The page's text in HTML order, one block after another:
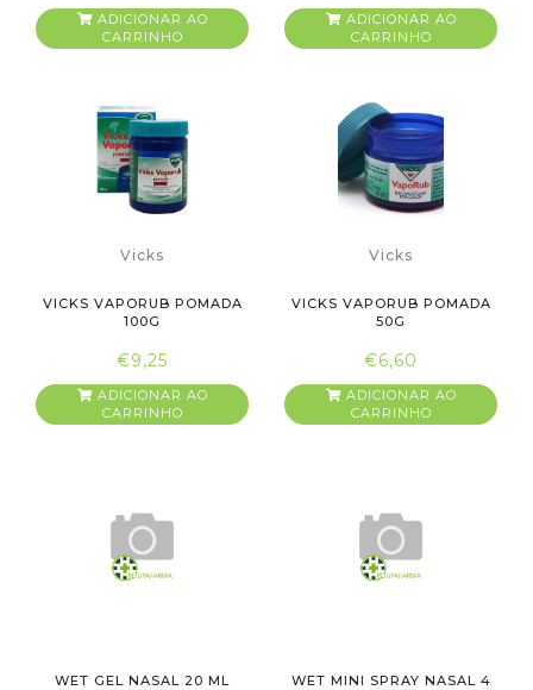
ADICIONAR AO
CARRINHO
ADICIONAR AO
CARRINHO
Vicks
VICKS VAPORUB POMADA
100G
€9,25
ADICIONAR AO
CARRINHO
Vicks
VICKS VAPORUB POMADA
50G
€6,60
ADICIONAR AO
CARRINHO
WET GEL NASAL 20 ML
WET MINI SPRAY NASAL 4